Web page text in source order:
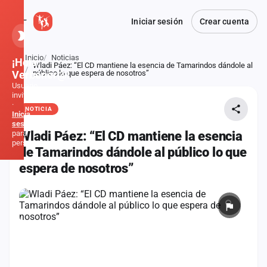
Iniciar sesión Crear cuenta
Atrás
Inicio
Noticias
Wladi Páez: “El CD mantiene la esencia de Tamarindos dándole al
público lo que espera de nosotros”
NOTICIA
Wladi Páez: “El CD mantiene la esencia
de Tamarindos dándole al público lo que
espera de nosotros”
¡Hola,
Verbener@!
Usuario
invitado
·
Inicia
sesión
para
personalizar
Inicio
Noticias